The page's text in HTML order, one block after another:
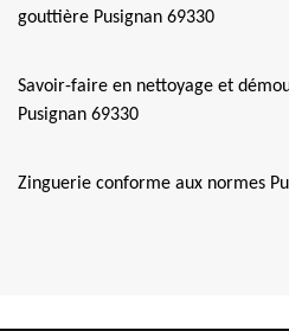
gouttière Pusignan 69330
Savoir-faire en nettoyage et
Pusignan 69330
Zinguerie conforme aux normes